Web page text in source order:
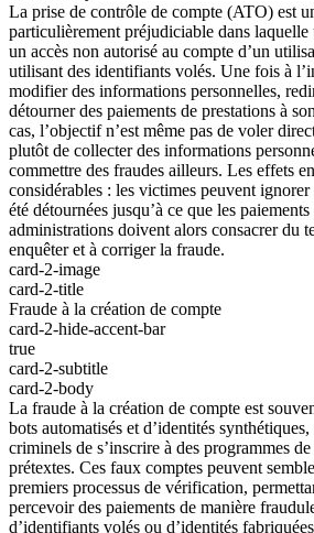
La prise de contrôle de compte (ATO) est
particulièrement préjudiciable dans
un accès non autorisé au compte d’un
utilisant des identifiants volés. Une fois à
modifier des informations personnelles,
détourner des paiements de prestations à
cas, l’objectif n’est même pas de voler
plutôt de collecter des informations
commettre des fraudes ailleurs. Les effets
considérables : les victimes peuvent
été détournées jusqu’à ce que les
administrations doivent alors consacrer du
enquêter et à corriger la fraude.
card-2-image
card-2-title
Fraude à la création de compte
card-2-hide-accent-bar
true
card-2-subtitle
card-2-body
La fraude à la création de compte est
bots automatisés et d’identités
criminels de s’inscrire à des programmes
prétextes. Ces faux comptes peuvent
premiers processus de vérification,
percevoir des paiements de manière
d’identifiants volés ou d’identités